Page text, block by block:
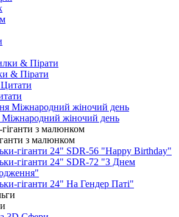
& Пірати
Міжнародний жіночий день
з малюнком
гіганти 24" SDR-56 "Happy Birthday"
гіганти 24" SDR-72 "З Днем
гіганти 24" На Гендер Паті"